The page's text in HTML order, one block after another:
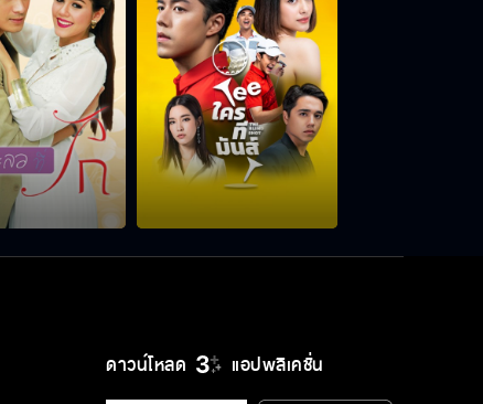
กอดฉันหน่อยได้มั้ย
พี่แค่อยากเป็นคนที่สำคัญที่สุดสำหรับ
ดาวน์โหลด แอปพลิเคชั่น